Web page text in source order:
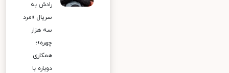
رادش به
سریال «مرد
سه هزار
چهره»؛
همکاری
دوباره با